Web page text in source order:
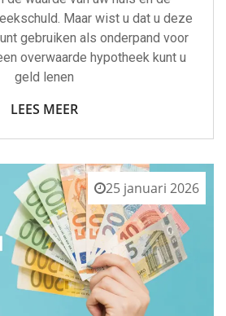
Maar wist u dat u deze
gebruiken als onderpand voor
overwaarde hypotheek kunt u
geld lenen
LEES MEER
25 januari 2026